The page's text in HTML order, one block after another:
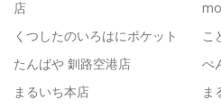
店
くつしたのいろはにポケット
こ
たんばや 釧路空港店
ぺ
まるいち本店
ま